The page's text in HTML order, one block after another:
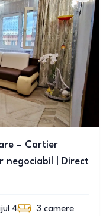
– Cartier
negociabil | Direct
4 3 camere